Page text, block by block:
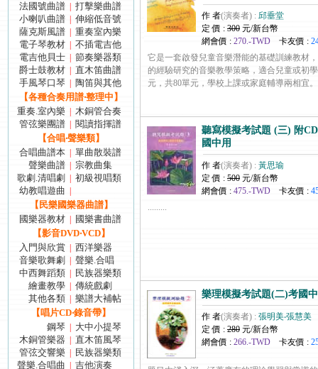
法國號曲譜
打擊樂曲譜
小喇叭曲譜
伸縮低音號
薩克斯風譜
重奏室內樂
電子琴教材
不插電吉他
電吉他貝士
節奏樂器類
爵士鼓教材
直木笛曲譜
手風琴口琴
陶笛與其他
【各種合奏用譜‧整理中】
重奏.室內樂
木銅管合奏
管弦樂團譜
閱讀指揮譜
【合唱‧聲樂類】
合唱曲譜本
單曲散裝譜
聲樂曲譜
宗教曲集
歌劇.清唱劇
初級視唱類
幼教唱遊曲
【民樂國樂器曲譜】
國樂器教材
國樂書曲譜
【影音DVD‧VCD】
入門與欣賞
西洋樂器
音樂歌舞劇
聲樂.合唱
中西舞蹈類
民族器樂類
繪畫教學
傳統戲劇
其他各類
樂譜大補帖
【唱片CD‧錄音帶】
鋼琴
大中小提琴
木銅管樂器
直木笛風琴
管弦交響樂
民族器樂類
聲樂.合唱曲
吉他演奏
作 者(演奏者) : 邱垂堂
定 價 : 300 元/新台幣
網會價 : 270.-TWD 卡友價 :
它是一套啟發兒童音樂潛能的基礎訓練教材
的經驗研究的音樂教學策略，適合兒童或初
元，共80單元，學校上課或家庭輔導兩
聽寫模擬考試題 (三) 附
國中用
作 者(演奏者) : 黃思瑜
定 價 : 500 元/新台幣
網會價 : 475.-TWD 卡友價 :
.........
樂理模擬考試題(二)考國
作 者(演奏者) : 張明美‧張慧美
定 價 : 280 元/新台幣
網會價 : 266.-TWD 卡友價 :